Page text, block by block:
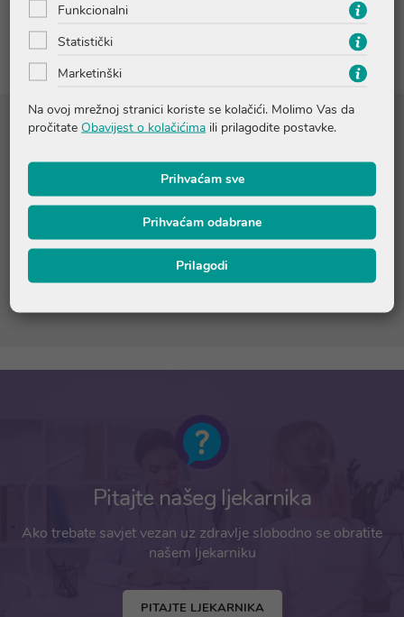
Recenzije
Sastojci
Regulatori kiselosti: limunska kiselina i natrijev hidrogen karbonat,
jabučni ocat u prahu, inulin, aroma jabuke, sladilo: natrijev
ciklamat, bojilo:prah karamele, sladilo: natrijev saharinat
Sastojci u dvije šumeće tablete:
(preporučena dnevna
Pitajte našeg ljekarnika
Ako trebate savjet vezan uz zdravlje slobodno se obratite
našem ljekarniku
PITAJTE LJEKARNIKA
Funkcionalni
Statistički
Marketinški
Na ovoj mrežnoj stranici koriste se kolačići. Molimo Vas da
pročitate Obavijest o kolačićima ili prilagodite postavke.
Prihvaćam sve
Prihvaćam odabrane
Prilagodi